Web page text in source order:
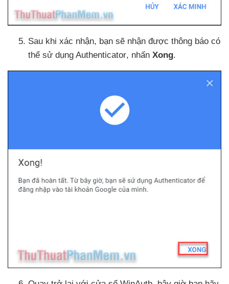
Sau khi xác nhận, bạn sẽ nhận được thông báo có
thể sử dụng Authenticator, nhấn Xong.